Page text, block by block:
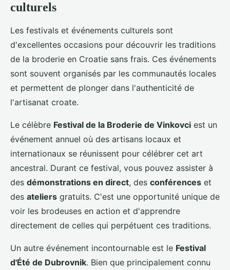
culturels
Les festivals et événements culturels sont
d'excellentes occasions pour découvrir les traditions
de la broderie en Croatie sans frais. Ces événements
sont souvent organisés par les communautés locales
et permettent de plonger dans l'authenticité de
l'artisanat croate.
Le célèbre Festival de la Broderie de Vinkovci est un
événement annuel où des artisans locaux et
internationaux se réunissent pour célébrer cet art
ancestral. Durant ce festival, vous pouvez assister à
des démonstrations en direct, des conférences et
des ateliers gratuits. C'est une opportunité unique de
voir les brodeuses en action et d'apprendre
directement de celles qui perpétuent ces traditions.
Un autre événement incontournable est le Festival
d'Été de Dubrovnik. Bien que principalement connu